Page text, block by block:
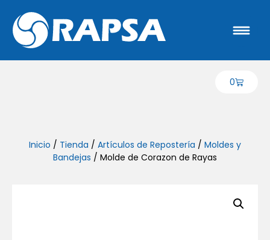
0
Inicio / Tienda / Artículos de Repostería / Moldes y
Bandejas / Molde de Corazon de Rayas